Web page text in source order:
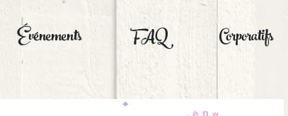
Événements FAQ Corporatifs